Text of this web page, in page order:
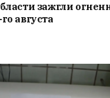
зажгли
августа